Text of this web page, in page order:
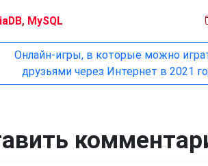
, MySQL
Онлайн-игры, в которые можно
друзьями через Интернет в 2021